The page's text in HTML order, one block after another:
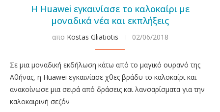
Η Huawei εγκαινίασε το καλοκαίρι με
μοναδικά νέα και εκπλήξεις
απο Kostas Gliatiotis 02/06/2018
Σε μια μοναδική εκδήλωση κάτω από το μαγικό ουρανό της
Αθήνας, η Huawei εγκαινίασε χθες βράδυ το καλοκαίρι και
ανακοίνωσε μια σειρά από δράσεις και λανσαρίσματα για την
καλοκαιρινή σεζόν